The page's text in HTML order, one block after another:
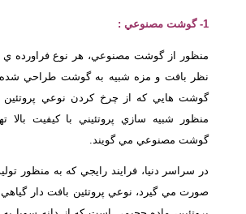
1- گوشت مصنوعي :
منظور از گوشت مصنوعي، هر نوع فراورده ي
نظر بافت و مزه شبيه به گوشت طراحي شده
گوشت هايي كه از چرخ كردن نوعي پروتئين
منظور شبيه سازي پروتئيني با كيفيت
گوشت مصنوعي مي گويند.
در سراسر دنيا، فرايند رايجي كه به منظور
صورت مي گيرد، نوعي پروتئين بافت دار گياهي